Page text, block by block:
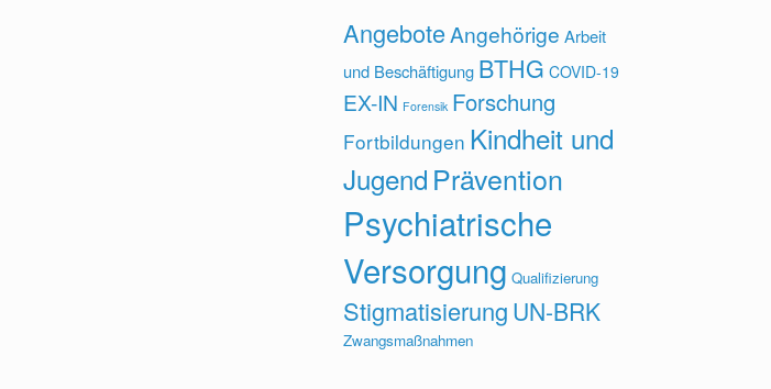
AngeboteAngehörige Arbeit
und Beschäftigung BTHG COVID-19
EX-IN Forensik Forschung
Fortbildungen Kindheit und
Jugend Prävention
Psychiatrische
Versorgung Qualifizierung
Stigmatisierung UN-BRK
Zwangsmaßnahmen